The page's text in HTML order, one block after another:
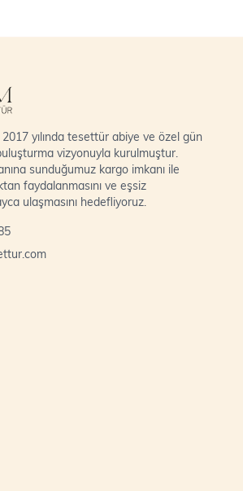
2017 yılında tesettür abiye ve özel gün
vizyonuyla kurulmuştur.
sunduğumuz kargo imkanı ile
faydalanmasını ve eşsiz
ulaşmasını hedefliyoruz.